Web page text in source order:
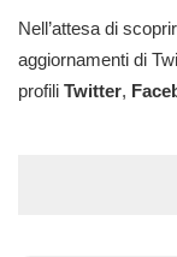
Nell’attesa di
aggiornamenti di
profili Twitter,